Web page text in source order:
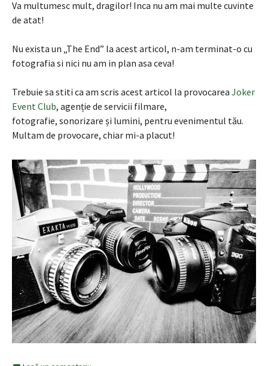
Va multumesc mult, dragilor! Inca nu am mai multe cuvinte
de atat!
Nu exista un „The End” la acest articol, n-am terminat-o cu
fotografia si nici nu am in plan asa ceva!
Trebuie sa stiti ca am scris acest articol la provocarea Joker
Event Club, agenție de servicii filmare,
fotografie, sonorizare și lumini, pentru evenimentul tău.
Multam de provocare, chiar mi-a placut!